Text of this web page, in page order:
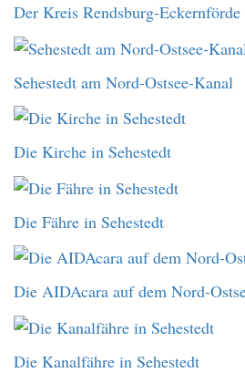
Der Kreis Rendsburg-Eckernförde
Sehestedt am Nord-Ostsee-Kanal
Die Kirche in Sehestedt
Die Fähre in Sehestedt
Die AIDAcara auf dem Nord-
Die Kanalfähre in Sehestedt